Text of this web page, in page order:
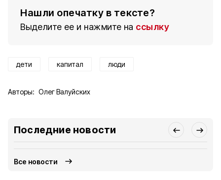
Нашли опечатку в тексте?
Выделите ее и нажмите на ссылку
дети капитал люди
Авторы: Олег Валуйских
Последние новости
Все новости